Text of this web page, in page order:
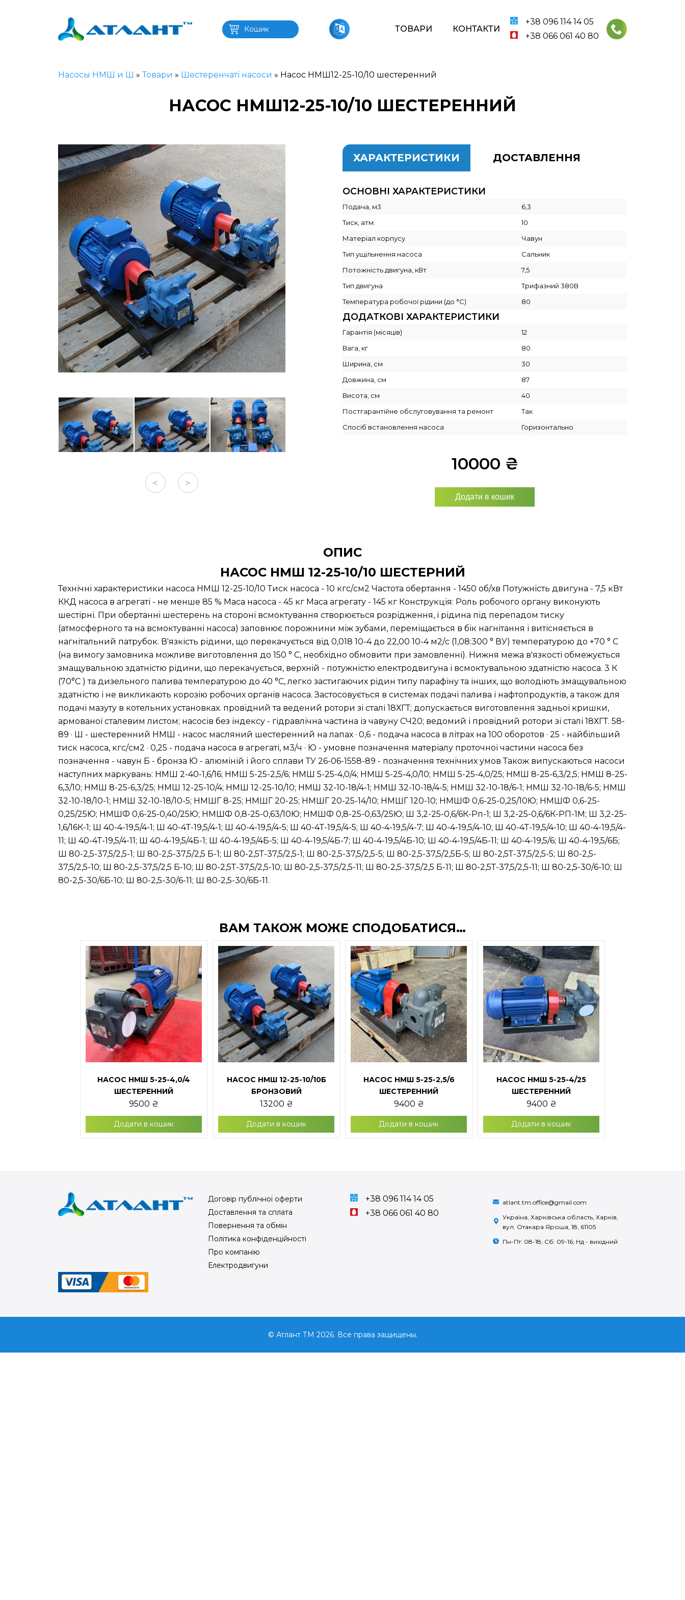
Кошик ТОВАРИ КОНТАКТИ
+38 096 114 14 05
+38 066 061 40 80
Насосы НМШ и Ш »Товари » Шестеренчаті насоси » Насос НМШ12-25-10/10 шестеренний
НАСОС НМШ12-25-10/10 ШЕСТЕРЕННИЙ
< >
ХАРАКТЕРИСТИКИ ДОСТАВЛЕННЯ
ОСНОВНІ ХАРАКТЕРИСТИКИ
Подача, м3
6,3
Тиск, атм.
10
Матеріал корпусу
Чавун
Тип ущільнення насоса
Сальник
Потожність двигуна, кВт
7,5
Тип двигуна
Трифазний 380В
Температура робочої рідини (до °C)
80
ДОДАТКОВІ ХАРАКТЕРИСТИКИ
Гарантія (місяців)
12
Вага, кг
80
Ширина, см
30
Довжина, см
87
Висота, см
40
Постгарантійне обслуговування та ремонт
Так
Спосіб встановлення насоса
Горизонтально
10000 ₴
Додати в кошик
ОПИС
НАСОС НМШ 12-25-10/10 ШЕСТЕРНИЙ
Технічні характеристики насоса НМШ 12-25-10/10 Тиск насоса - 10 кгс/см2 Частота обертання - 1450 об/хв Потужність двигуна - 7,5 кВт
ККД насоса в агрегаті - не менше 85 % Маса насоса - 45 кг Маса агрегату - 145 кг Конструкція: Роль робочого органу виконують
шестірні. При обертанні шестерень на стороні всмоктування створюється розрідження, і рідина під перепадом тиску
(атмосферного та на всмоктуванні насоса) заповнює порожнини між зубами, переміщається в бік нагнітання і витісняється в
нагнітальний патрубок. В'язкість рідини, що перекачується від 0,018 10-4 до 22,00 10-4 м2/с (1,08:300 ° ВУ) температурою до +70 ° С
(на вимогу замовника можливе виготовлення до 150 ° С, необхідно обмовити при замовленні). Нижня межа в'язкості обмежується
змащувальною здатністю рідини, що перекачується, верхній - потужністю електродвигуна і всмоктувальною здатністю насоса. 3 К
(70°C ) та дизельного палива температурою до 40 °C, легко застигаючих рідин типу парафіну та інших, що володіють змащувальною
здатністю і не викликають корозію робочих органів насоса. Застосовується в системах подачі палива і нафтопродуктів, а також для
подачі мазуту в котельних установках. провідний та ведений ротори зі сталі 18ХГТ; допускається виготовлення задньої кришки,
армованої сталевим листом; насосів без індексу - гідравлічна частина із чавуну СЧ20; ведомий і провідний ротори зі сталі 18ХГТ. 58-
89 · Ш - шестеренний НМШ - насос масляний шестеренний на лапах · 0,6 - подача насоса в літрах на 100 оборотов · 25 - найбільший
тиск насоса, кгс/см2 · 0,25 - подача насоса в агрегаті, м3/ч · Ю - умовне позначення матеріалу проточної частини насоса без
позначення - чавун Б - бронза Ю - алюміній і його сплави ТУ 26-06-1558-89 - позначення технічних умов Також випускаються насоси
наступних маркувань: НМШ 2-40-1,6/16; НМШ 5-25-2,5/6; НМШ 5-25-4,0/4; НМШ 5-25-4,0/10; НМШ 5-25-4,0/25; НМШ 8-25-6,3/2,5; НМШ 8-25-
6,3/10; НМШ 8-25-6,3/25; НМШ 12-25-10/4; НМШ 12-25-10/10; НМШ 32-10-18/4-1; НМШ 32-10-18/4-5; НМШ 32-10-18/6-1; НМШ 32-10-18/6-5; НМШ
32-10-18/10-1; НМШ 32-10-18/10-5; НМШГ 8-25; НМШГ 20-25; НМШГ 20-25-14/10; НМШГ 120-10; НМШФ 0,6-25-0,25/10Ю; НМШФ 0,6-25-
0,25/25Ю; НМШФ 0,6-25-0,40/25Ю; НМШФ 0,8-25-0,63/10Ю; НМШФ 0,8-25-0,63/25Ю; Ш 3,2-25-0,6/6К-Рп-1; Ш 3,2-25-0,6/6К-РП-1М; Ш 3,2-25-
1,6/16К-1; Ш 40-4-19,5/4-1; Ш 40-4Т-19,5/4-1; Ш 40-4-19,5/4-5; Ш 40-4Т-19,5/4-5; Ш 40-4-19,5/4-7; Ш 40-4-19,5/4-10; Ш 40-4Т-19,5/4-10; Ш 40-4-19,5/4-
11; Ш 40-4Т-19,5/4-11; Ш 40-4-19,5/4Б-1; Ш 40-4-19,5/4Б-5; Ш 40-4-19,5/4Б-7; Ш 40-4-19,5/4Б-10; Ш 40-4-19,5/4Б-11; Ш 40-4-19,5/6; Ш 40-4-19,5/6Б;
Ш 80-2,5-37,5/2,5-1; Ш 80-2,5-37,5/2,5 Б-1; Ш 80-2,5Т-37,5/2,5-1; Ш 80-2,5-37,5/2,5-5; Ш 80-2,5-37,5/2,5Б-5; Ш 80-2,5Т-37,5/2,5-5; Ш 80-2,5-
37,5/2,5-10; Ш 80-2,5-37,5/2,5 Б-10; Ш 80-2,5Т-37,5/2,5-10; Ш 80-2,5-37,5/2,5-11; Ш 80-2,5-37,5/2,5 Б-11; Ш 80-2,5Т-37,5/2,5-11; Ш 80-2,5-30/6-10; Ш
80-2,5-30/6Б-10; Ш 80-2,5-30/6-11; Ш 80-2,5-30/6Б-11.
ВАМ ТАКОЖ МОЖЕ СПОДОБАТИСЯ…
НАСОС НМШ 5-25-4,0/4
ШЕСТЕРЕННИЙ
9500 ₴
Додати в кошик
НАСОС НМШ 12-25-10/10Б
БРОНЗОВИЙ
13200 ₴
Додати в кошик
НАСОС НМШ 5-25-2,5/6
ШЕСТЕРЕННИЙ
9400 ₴
Додати в кошик
НАСОС НМШ 5-25-4/25
ШЕСТЕРЕННИЙ
9400 ₴
Додати в кошик
Договір публічної оферти
Доставлення та сплата
Повернення та обмін
Політика конфіденційності
Про компанію
Електродвигуни
+38 096 114 14 05
+38 066 061 40 80
atlant.tm.office@gmail.com
Україна, Харківська область, Харків,
вул. Отакара Яроша, 18, 61105
Пн-Пт: 08-18; Сб: 09-16; Нд - вихідний
© Атлант ТМ 2026. Все права защищены.